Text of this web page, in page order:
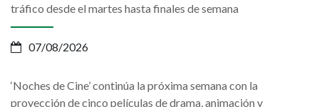
tráfico desde el martes hasta finales de semana
07/08/2026
‘Noches de Cine’ continúa la próxima semana con la
proyección de cinco películas de drama, animación y